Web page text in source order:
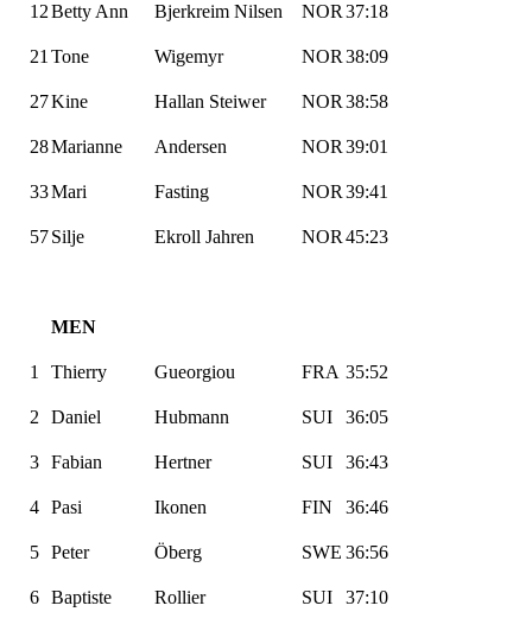
12Betty Ann Bjerkreim Nilsen NOR 37:18
21 Tone Wigemyr NOR 38:09
27Kine Hallan Steiwer NOR 38:58
28Marianne Andersen NOR 39:01
33Mari Fasting NOR 39:41
57Silje Ekroll Jahren NOR 45:23
MEN
1 Thierry Gueorgiou FRA 35:52
2 Daniel Hubmann SUI 36:05
3 Fabian Hertner SUI 36:43
4 Pasi Ikonen FIN 36:46
5 Peter Öberg SWE 36:56
6 Baptiste Rollier SUI 37:10